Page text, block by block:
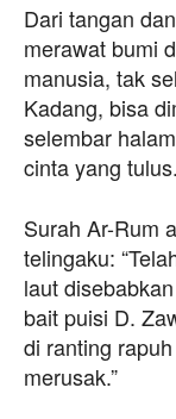
Dari tangan
merawat bumi
manusia, tak
Kadang, bisa
selembar
cinta yang tulus.
Surah Ar-Rum
telingaku:
laut
bait puisi D.
di ranting
merusak.”